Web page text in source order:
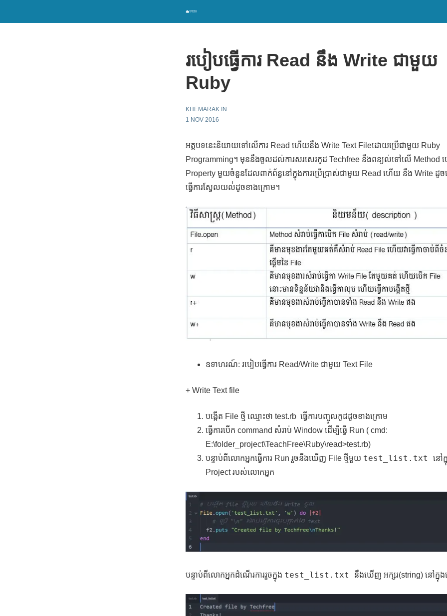
របៀបធ្វើការ Read នឹង Write ជាមួយ
Ruby
KHEMARAK IN
1 NOV 2016
អត្តបទនេះនិយាយទៅលើការ Read ហើយនឹង Write Text Fileដោយប្រើជាមួយ Ruby
Programming។ មុននឹងចូលដល់ការសរសេរកូដ Techfree នឹងពន្យល់ទៅលើ Method
Property មួយចំនួនដែលពាក់ព័ន្ធនៅក្នុងការប្រើប្រាស់ជាមួយ Read ហើយ នឹង Write ដូច
ធ្វើការស្វែលយល់់ដូចខាងក្រោម។
ឧទាហរណ៍: របៀបធ្វើការ Read/Write ជាមួយ Text File
+ Write Text file
បង្កើត File ថ្មី ឈ្មោះថា test.rb ធ្វើការបញ្ចូលកូដដូចខាងក្រោម
ធ្វើការបើក command សំរាប់ Window ដើម្បីធ្វើ Run ( cmd:
E:\folder_project\TeachFree\Ruby\read>test.rb)
បន្ទាប់ពីលោកអ្នកធ្វើការ Run រួចនឹងឃើញ File ថ្មីមួយ test_list.txt នៅក្
Project របស់លោកអ្នក
បន្ទាប់ពីលោកអ្នកដំណើរការរួចក្នុង test_list.txt នឹងឃើញ អក្សរ(string) នៅក្នុង